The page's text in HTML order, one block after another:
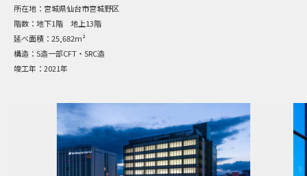
所在地： 宮城県仙台市宮城野区
階数： 地下1階 地上13階
延べ面積： 25,682m²
構造： S造一部CFT・SRC造
竣工年： 2021年